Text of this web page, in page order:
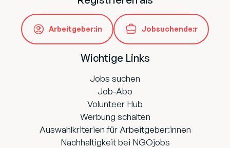
Arbeitgeber:in Jobsuchende:r
Wichtige Links
Jobs suchen
Job-Abo
Volunteer Hub
Werbung schalten
Auswahlkriterien für Arbeitgeber:innen
Nachhaltigkeit bei NGOjobs